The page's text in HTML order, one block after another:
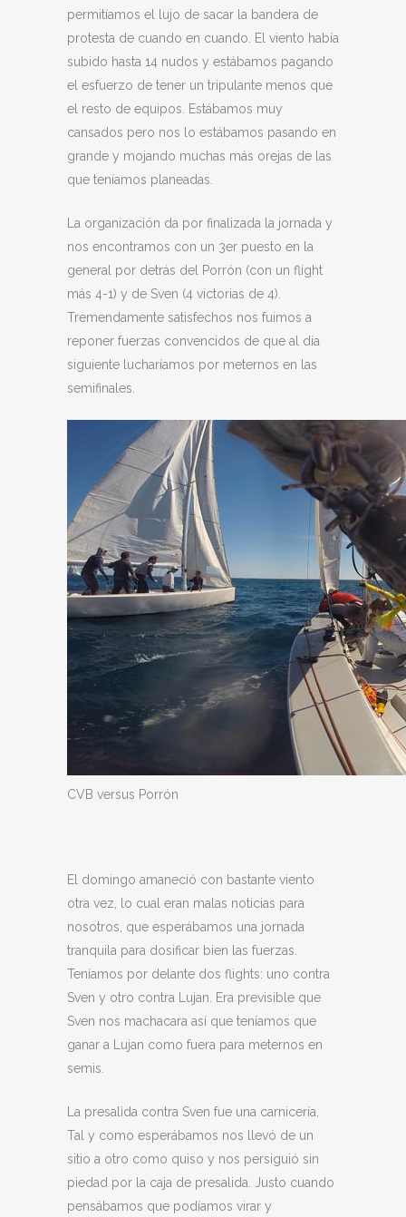
permitíamos el lujo de sacar la bandera de
protesta de cuando en cuando. El viento había
subido hasta 14 nudos y estábamos pagando
el esfuerzo de tener un tripulante menos que
el resto de equipos. Estábamos muy
cansados pero nos lo estábamos pasando en
grande y mojando muchas más orejas de las
que teníamos planeadas.
La organización da por finalizada la jornada y
nos encontramos con un 3er puesto en la
general por detrás del Porrón (con un flight
más 4-1) y de Sven (4 victorias de 4).
Tremendamente satisfechos nos fuimos a
reponer fuerzas convencidos de que al día
siguiente lucharíamos por meternos en las
semifinales.
CVB versus Porrón
El domingo amaneció con bastante viento
otra vez, lo cual eran malas noticias para
nosotros, que esperábamos una jornada
tranquila para dosificar bien las fuerzas.
Teníamos por delante dos flights: uno contra
Sven y otro contra Lujan. Era previsible que
Sven nos machacara así que teníamos que
ganar a Lujan como fuera para meternos en
semis.
La presalida contra Sven fue una carnicería.
Tal y como esperábamos nos llevó de un
sitio a otro como quiso y nos persiguió sin
piedad por la caja de presalida. Justo cuando
pensábamos que podíamos virar y